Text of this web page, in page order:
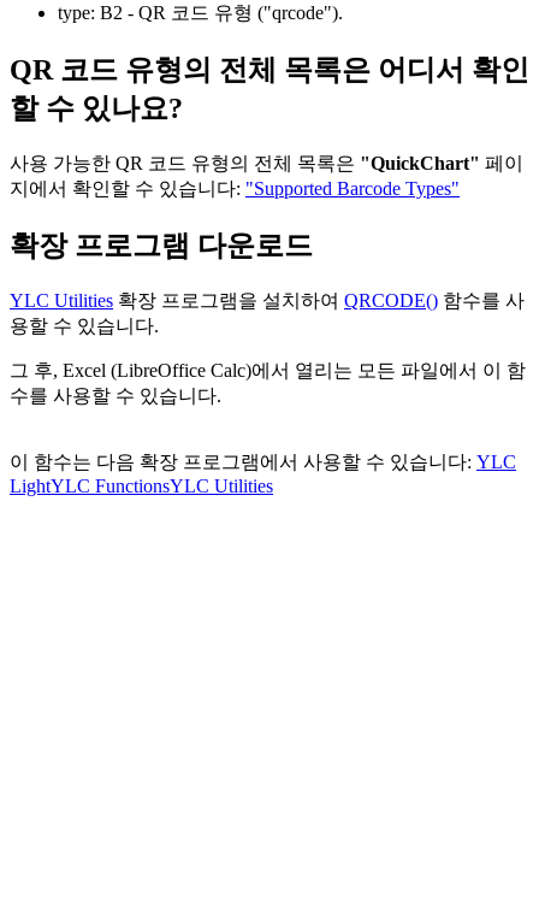
type: B2 - QR 코드 유형 ("qrcode").
QR 코드 유형의 전체 목록은 어디서 확인
할 수 있나요?
사용 가능한 QR 코드 유형의 전체 목록은 "QuickChart" 페이
지에서 확인할 수 있습니다: "Supported Barcode Types"
확장 프로그램 다운로드
YLC Utilities 확장 프로그램을 설치하여 QRCODE() 함수를 사
용할 수 있습니다.
그 후, Excel (LibreOffice Calc)에서 열리는 모든 파일에서 이 함
수를 사용할 수 있습니다.
이 함수는 다음 확장 프로그램에서 사용할 수 있습니다: YLC
LightYLC FunctionsYLC Utilities